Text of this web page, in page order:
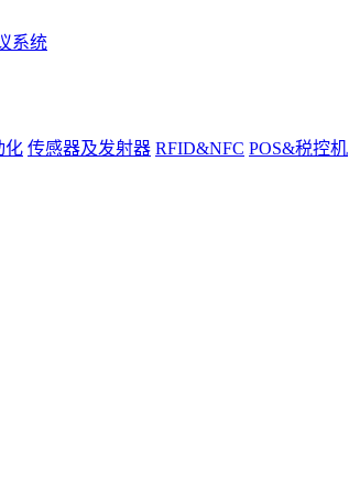
系统
化 传感器及发射器 RFID&NFC POS&税控机